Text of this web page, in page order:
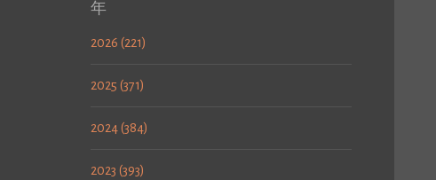
年
2026 (221)
2025 (371)
2024 (384)
2023 (393)